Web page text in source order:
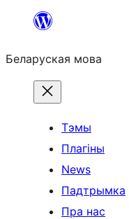
Перайсці
змесціва
Беларуская мова
Тэмы
Плагіны
News
Падтрымка
Пра нас